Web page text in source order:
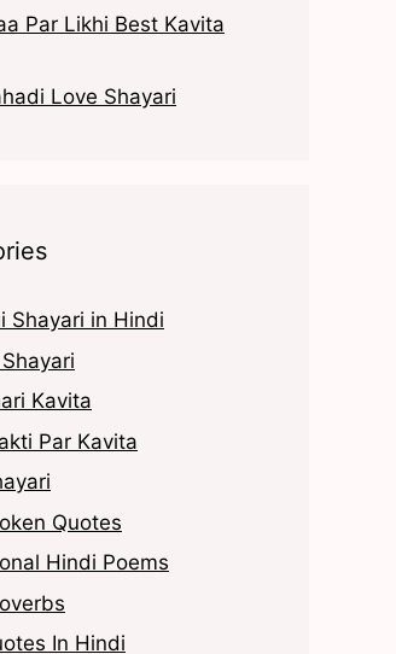
Par Likhi Best Kavita
Love Shayari
Shayari in Hindi
Kavita
Par Kavita
Quotes
Hindi Poems
In Hindi